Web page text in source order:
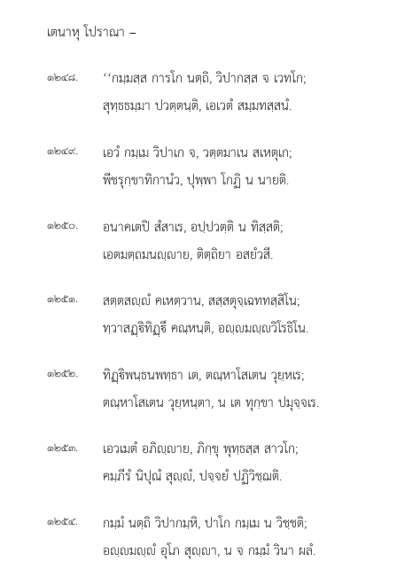
เตนาหุ โปราณา –
๑๒๔๘.
‘‘กมฺมสฺส การโก นตฺถิ, วิปากสฺส จ เวทโก;
สุทฺธธมฺมา ปวตฺตนฺติ, เอเวตํ สมฺมทสฺสนํ.
๑๒๔๙. เอวํ กมฺเม วิปาเก จ, วตฺตมาเน สเหตุเก;
พีชรุกฺขาทิกานํว, ปุพฺพา โกฏิ น นายติ.
๑๒๕๐.
อนาคเตปิ สํสาเร, อปฺปวตฺติ น ทิสฺสติ;
เอตมตฺถมนฺาย, ติตฺถิยา อสยํวสี.
๑๒๕๑.
สตฺตสฺํ คเหตฺวาน, สสฺสตุจฺเฉททสฺสิโน;
ทฺวาสฏฺิทิฏฺึ คณฺหนฺติ, อฺมฺวิโรธิโน.
๑๒๕๒.
ทิฏฺิพนฺธนพทฺธา เต, ตณฺหาโสเตน วุยฺหเร;
ตณฺหาโสเตน วุยฺหนฺตา, น เต ทุกฺขา ปมุจฺจเร.
๑๒๕๓.
เอวเมตํ อภิฺาย, ภิกฺขุ พุทฺธสฺส สาวโก;
คมฺภีรํ นิปุณํ สุฺํ, ปจฺจยํ ปฏิวิชฺฌติ.
๑๒๕๔. กมฺมํ นตฺถิ วิปากมฺหิ, ปาโก กมฺเม น วิชฺชติ;
อฺมฺํ อุโภ สุฺา, น จ กมฺมํ วินา ผลํ.